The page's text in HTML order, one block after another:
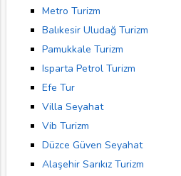
Metro Turizm
Balıkesir Uludağ Turizm
Pamukkale Turizm
Isparta Petrol Turizm
Efe Tur
Villa Seyahat
Vib Turizm
Düzce Güven Seyahat
Alaşehir Sarıkız Turizm